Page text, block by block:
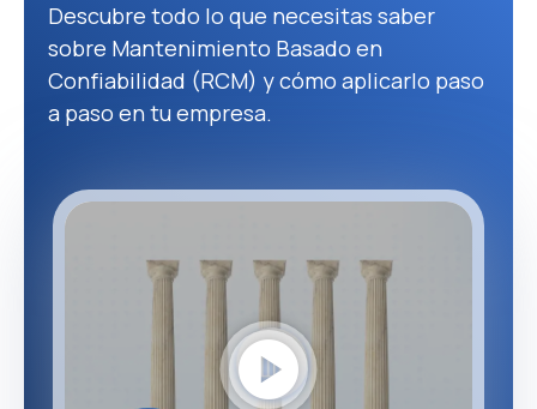
Descubre todo lo que necesitas saber
sobre Mantenimiento Basado en
Confiabilidad (RCM) y cómo aplicarlo paso
a paso en tu empresa.
play_circle